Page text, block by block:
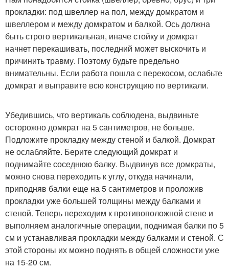
прокладки: под швеллер на пол, между домкратом и
швеллером и между домкратом и балкой. Ось должна
быть строго вертикальная, иначе стойку и домкрат
начнет перекашивать, последний может выскочить и
причинить травму. Поэтому будьте предельно
внимательны. Если работа пошла с перекосом, ослабьте
домкрат и выправите всю конструкцию по вертикали.
Убедившись, что вертикаль соблюдена, выдвиньте
осторожно домкрат на 5 сантиметров, не больше.
Подложите прокладку между стеной и балкой. Домкрат
не ослабляйте. Берите следующий домкрат и
поднимайте соседнюю балку. Выдвинув все домкраты,
можно снова переходить к углу, откуда начинали,
приподняв балки еще на 5 сантиметров и проложив
прокладки уже большей толщины между балками и
стеной. Теперь переходим к противоположной стене и
выполняем аналогичные операции, поднимая балки по 5
см и устанавливая прокладки между балками и стеной. С
этой стороны их можно поднять в общей сложности уже
на 15-20 см.